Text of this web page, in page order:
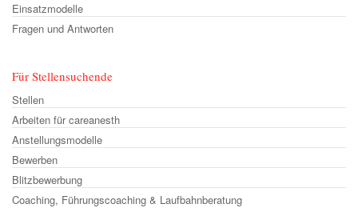
Einsatzmodelle
Fragen und Antworten
Für Stellensuchende
Stellen
Arbeiten für careanesth
Anstellungsmodelle
Bewerben
Blitzbewerbung
Coaching, Führungscoaching & Laufbahnberatung